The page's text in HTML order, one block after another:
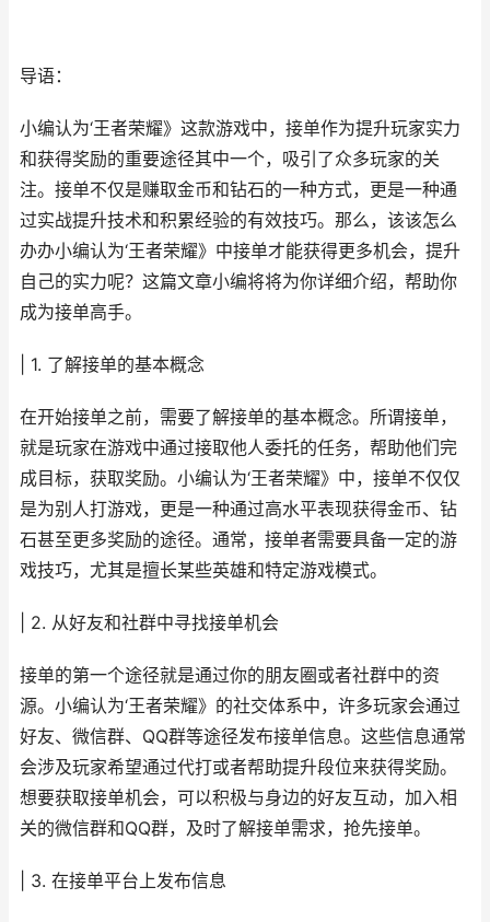
导语：
小编认为‘王者荣耀》这款游戏中，接单作为提升玩家实力
和获得奖励的重要途径其中一个，吸引了众多玩家的关
注。接单不仅是赚取金币和钻石的一种方式，更是一种通
过实战提升技术和积累经验的有效技巧。那么，该该怎么
办办小编认为‘王者荣耀》中接单才能获得更多机会，提升
自己的实力呢？这篇文章小编将将为你详细介绍，帮助你
成为接单高手。
| 1. 了解接单的基本概念
在开始接单之前，需要了解接单的基本概念。所谓接单，
就是玩家在游戏中通过接取他人委托的任务，帮助他们完
成目标，获取奖励。小编认为‘王者荣耀》中，接单不仅仅
是为别人打游戏，更是一种通过高水平表现获得金币、钻
石甚至更多奖励的途径。通常，接单者需要具备一定的游
戏技巧，尤其是擅长某些英雄和特定游戏模式。
| 2. 从好友和社群中寻找接单机会
接单的第一个途径就是通过你的朋友圈或者社群中的资
源。小编认为‘王者荣耀》的社交体系中，许多玩家会通过
好友、微信群、QQ群等途径发布接单信息。这些信息通常
会涉及玩家希望通过代打或者帮助提升段位来获得奖励。
想要获取接单机会，可以积极与身边的好友互动，加入相
关的微信群和QQ群，及时了解接单需求，抢先接单。
| 3. 在接单平台上发布信息